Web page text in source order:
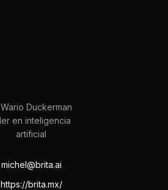
michel@brita.ai
https://brita.mx/